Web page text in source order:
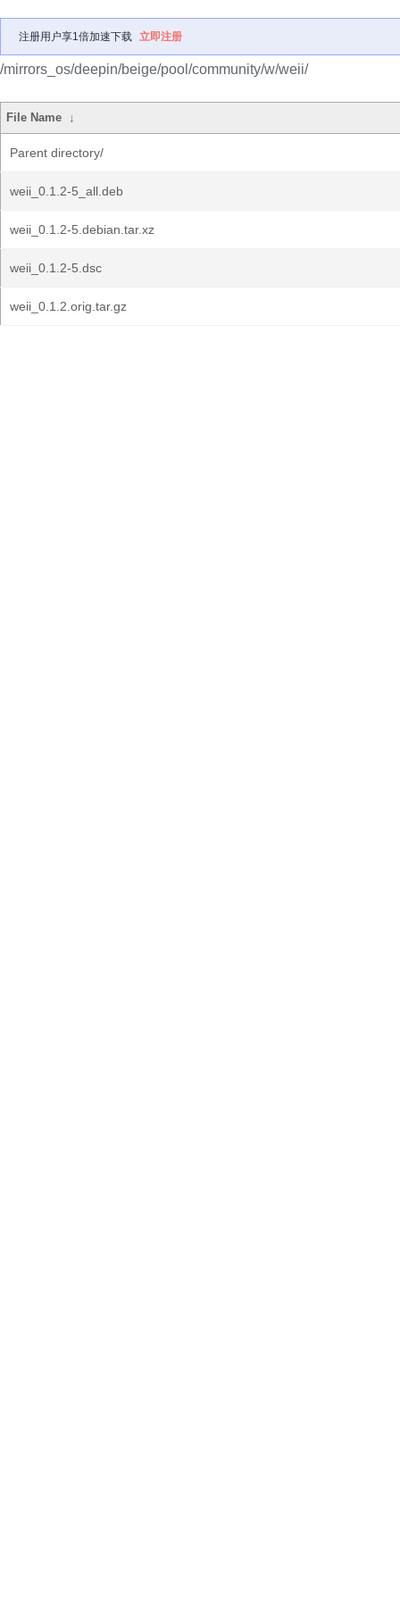
注册用户享1倍加速下载 立即注册
/mirrors_os/deepin/beige/pool/community/w/weii/
File Name ↓
Parent directory/
weii_0.1.2-5_all.deb
weii_0.1.2-5.debian.tar.xz
weii_0.1.2-5.dsc
weii_0.1.2.orig.tar.gz